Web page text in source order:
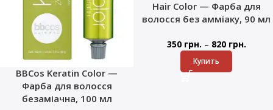
BBCos Keratin Color —
Фарба для волосся
безаміачна, 100 мл
Hair Color — Фарба для
волосся без амміаку, 90 мл
350 грн. – 820 грн.
Купить